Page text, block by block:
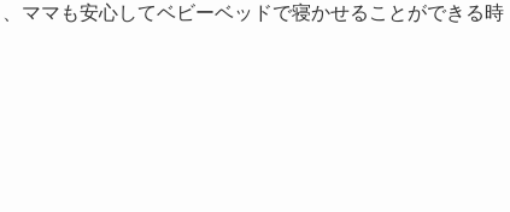
ママも安心してベビーベッドで寝かせることができる時